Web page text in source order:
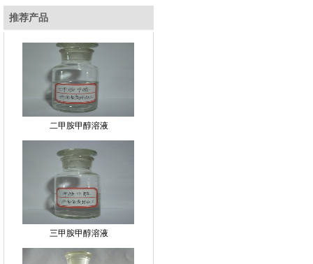
推荐产品
甲胺甲醇溶液
二甲胺甲醇溶液
三甲胺甲醇溶液